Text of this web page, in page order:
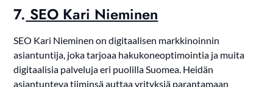
7. SEO Kari Nieminen
SEO Kari Nieminen on digitaalisen markkinoinnin
asiantuntija, joka tarjoaa hakukoneoptimointia ja muita
digitaalisia palveluja eri puolilla Suomea. Heidän
asiantunteva tiiminsä auttaa yrityksiä parantamaan